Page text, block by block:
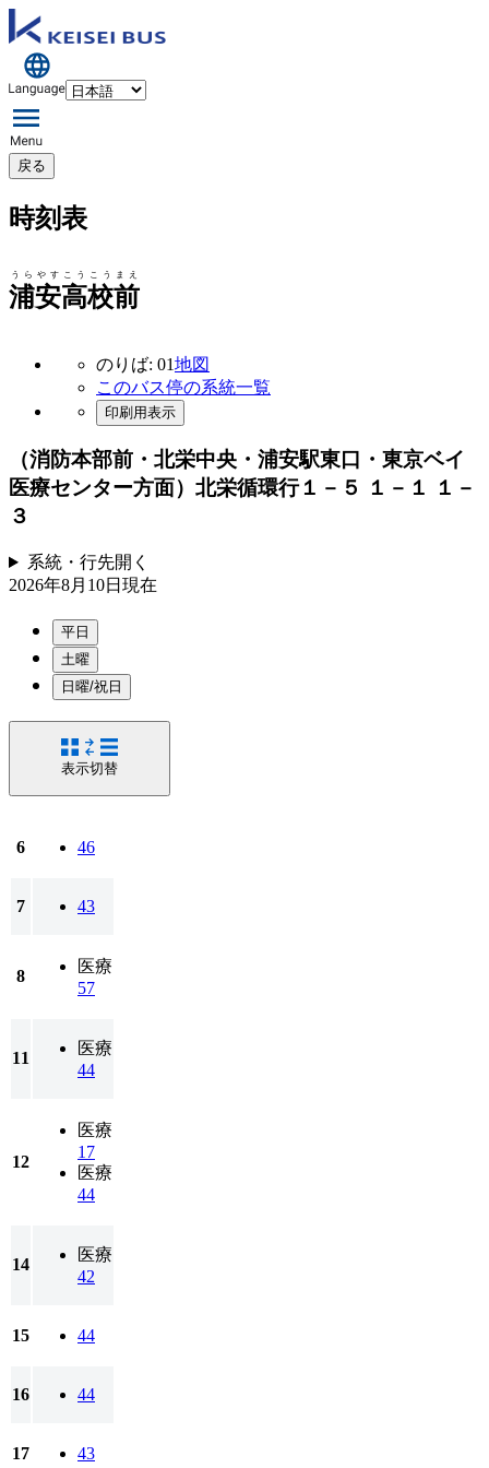
戻る
時刻表
浦安高校前
うらやすこうこうまえ
のりば: 01地図
このバス停の系統一覧
印刷用表示
（消防本部前・北栄中央・浦安駅東口・東京ベイ
医療センター方面）北栄循環行１－５ １－１ １－
３
系統・行先開く
2026年8月10日 現在
平日
土曜
日曜/祝日
表示切替
6 46
7 43
8
医療
57
11
医療
44
12
医療
17
医療
44
14
医療
42
15 44
16 44
17 43